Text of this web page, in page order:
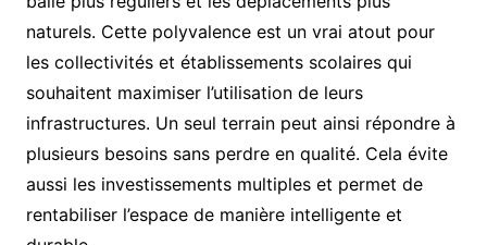
naturels. Cette polyvalence est un vrai atout pour
les collectivités et établissements scolaires qui
souhaitent maximiser l’utilisation de leurs
infrastructures. Un seul terrain peut ainsi répondre à
plusieurs besoins sans perdre en qualité. Cela évite
aussi les investissements multiples et permet de
rentabiliser l’espace de manière intelligente et